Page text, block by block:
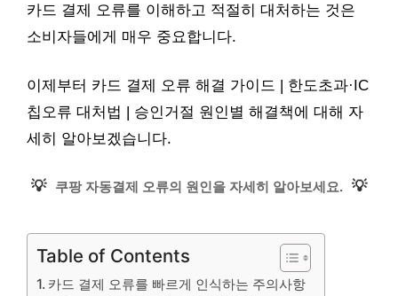
카드 결제 오류를 이해하고 적절히 대처하는 것은
소비자들에게 매우 중요합니다.
이제부터 카드 결제 오류 해결 가이드 | 한도초과·IC
칩오류 대처법 | 승인거절 원인별 해결책에 대해 자
세히 알아보겠습니다.
💡 쿠팡 자동결제 오류의 원인을 자세히 알아보세요. 💡
Table of Contents
카드 결제 오류를 빠르게 인식하는 주의사항